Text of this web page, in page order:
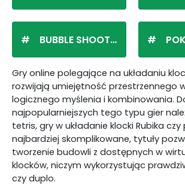
BUBBLE SHOOTER
Gry online polegające na układaniu
rozwijają umiejętność przestrzennego
logicznego myślenia i kombinowania.
najpopularniejszych tego typu gier
tetris, gry w układanie klocki Rubika czy
najbardziej skomplikowane, tytuły
tworzenie budowli z dostępnych w
klocków, niczym wykorzystując
czy duplo.